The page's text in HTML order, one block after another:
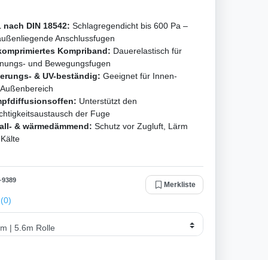
nach DIN 18542: Schlagregendicht bis 600 Pa –
Anschlussfugen
Kompriband: Dauerelastisch für
und Bewegungsfugen
& UV-beständig: Geeignet für Innen-
Unterstützt den
der Fuge
& wärmedämmend: Schutz vor Zugluft, Lärm
-9389
Merkliste
(0)